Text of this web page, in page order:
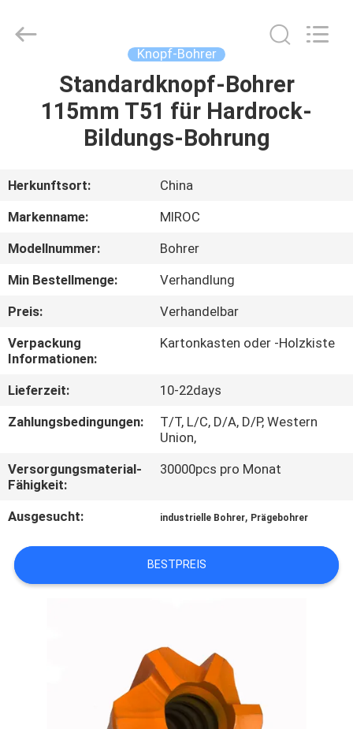
PRODUKTE
ÜBER
UNS
FABRIK-
AUSFLUG
QUALITÄTSKONTROLLE
TRETEN
SIE
UNS
IN
VERBINDUNG
FORDERN
Knopf-Bohrer
Standardknopf-Bohrer
115mm T51 für Hardrock-
Bildungs-Bohrung
Herkunftsort:
China
Markenname:
MIROC
Modellnummer:
Bohrer
Min Bestellmenge:
Verhandlung
Preis:
Verhandelbar
Verpackung
Informationen:
Kartonkasten oder -Holzkiste
Lieferzeit:
10-22days
Zahlungsbedingungen:
T/T, L/C, D/A, D/P, Western
Union,
Versorgungsmaterial-
Fähigkeit:
30000pcs pro Monat
Ausgesucht: industrielle Bohrer, Prägebohrer
BESTPREIS